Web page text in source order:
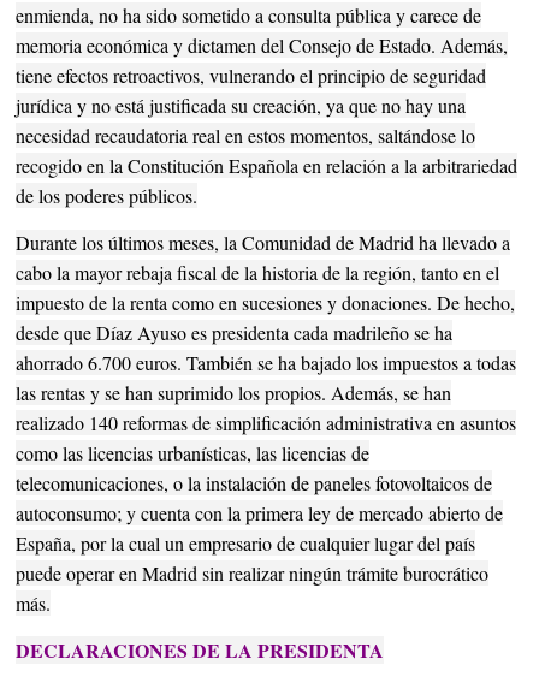
enmienda, no ha sido sometido a consulta pública y carece de
memoria económica y dictamen del Consejo de Estado. Además,
tiene efectos retroactivos, vulnerando el principio de seguridad
jurídica y no está justificada su creación, ya que no hay una
necesidad recaudatoria real en estos momentos, saltándose lo
recogido en la Constitución Española en relación a la arbitrariedad
de los poderes públicos.
Durante los últimos meses, la Comunidad de Madrid ha llevado a
cabo la mayor rebaja fiscal de la historia de la región, tanto en el
impuesto de la renta como en sucesiones y donaciones. De hecho,
desde que Díaz Ayuso es presidenta cada madrileño se ha
ahorrado 6.700 euros. También se ha bajado los impuestos a todas
las rentas y se han suprimido los propios. Además, se han
realizado 140 reformas de simplificación administrativa en asuntos
como las licencias urbanísticas, las licencias de
telecomunicaciones, o la instalación de paneles fotovoltaicos de
autoconsumo; y cuenta con la primera ley de mercado abierto de
España, por la cual un empresario de cualquier lugar del país
puede operar en Madrid sin realizar ningún trámite burocrático
más.
DECLARACIONES DE LA PRESIDENTA